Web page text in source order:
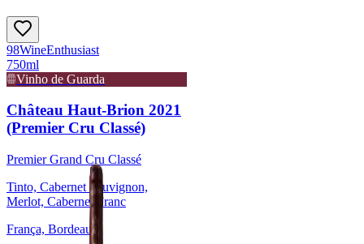
98WineEnthusiast
750ml
Vinho de Guarda
Château Haut-Brion 2021
(Premier Cru Classé)
Premier Grand Cru Classé
Tinto, Cabernet Sauvignon,
Merlot, Cabernet Franc
França, Bordeaux